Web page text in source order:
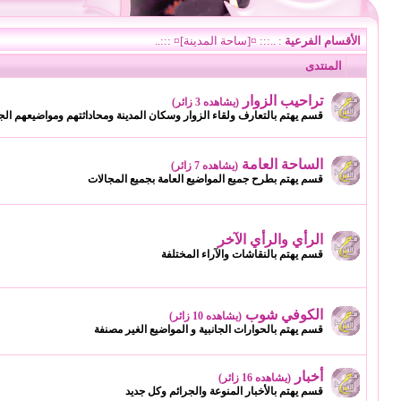
الأقسام الفرعية : ..::: ¤[ساحة المدينة]¤ :::..
المنتدى
تراحيب الزوار (يشاهده 3 زائر)
قسم يهتم بالتعارف ولقاء الزوار وسكان المدينة ومحاداثتهم ومواضيعهم
الساحة العامة (يشاهده 7 زائر)
قسم يهتم بطرح جميع المواضيع العامة بجميع المجالات
الرأي والرأي الآخر
قسم يهتم بالنقاشات والآراء المختلفة
الكوفي شوب (يشاهده 10 زائر)
قسم يهتم بالحوارات الجانبية و المواضيع الغير مصنفة
أخبار (يشاهده 16 زائر)
قسم يهتم بالأخبار المنوعة والجرائم وكل جديد